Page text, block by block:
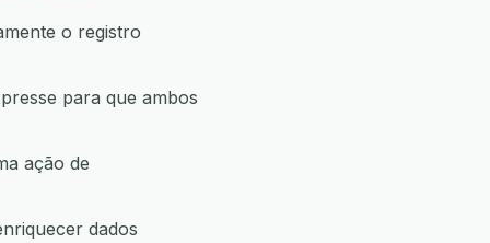
o registro
para que ambos
ação de
dados